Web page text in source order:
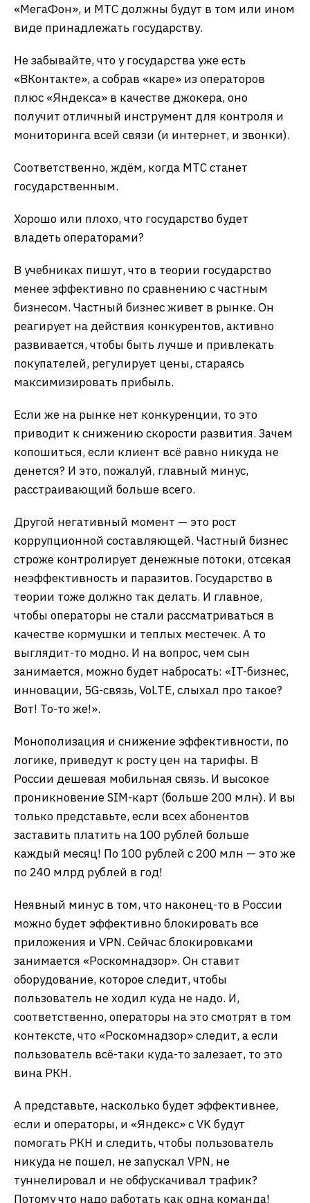
«МегаФон», и МТС должны будут в том или ином
виде принадлежать государству.
Не забывайте, что у государства уже есть
«ВКонтакте», а собрав «каре» из операторов
плюс «Яндекса» в качестве джокера, оно
получит отличный инструмент для контроля и
мониторинга всей связи (и интернет, и звонки).
Соответственно, ждём, когда МТС станет
государственным.
Хорошо или плохо, что государство будет
владеть операторами?
В учебниках пишут, что в теории государство
менее эффективно по сравнению с частным
бизнесом. Частный бизнес живет в рынке. Он
реагирует на действия конкурентов, активно
развивается, чтобы быть лучше и привлекать
покупателей, регулирует цены, стараясь
максимизировать прибыль.
Если же на рынке нет конкуренции, то это
приводит к снижению скорости развития. Зачем
копошиться, если клиент всё равно никуда не
денется? И это, пожалуй, главный минус,
расстраивающий больше всего.
Другой негативный момент — это рост
коррупционной составляющей. Частный бизнес
строже контролирует денежные потоки, отсекая
неэффективность и паразитов. Государство в
теории тоже должно так делать. И главное,
чтобы операторы не стали рассматриваться в
качестве кормушки и теплых местечек. А то
выглядит-то модно. И на вопрос, чем сын
занимается, можно будет набросать: «IT-бизнес,
инновации, 5G-связь, VoLTE, слыхал про такое?
Вот! То-то же!».
Монополизация и снижение эффективности, по
логике, приведут к росту цен на тарифы. В
России дешевая мобильная связь. И высокое
проникновение SIM-карт (больше 200 млн). И вы
только представьте, если всех абонентов
заставить платить на 100 рублей больше
каждый месяц! По 100 рублей с 200 млн — это же
по 240 млрд рублей в год!
Неявный минус в том, что наконец-то в России
можно будет эффективно блокировать все
приложения и VPN. Сейчас блокировками
занимается «Роскомнадзор». Он ставит
оборудование, которое следит, чтобы
пользователь не ходил куда не надо. И,
соответственно, операторы на это смотрят в том
контексте, что «Роскомнадзор» следит, а если
пользователь всё-таки куда-то залезает, то это
вина РКН.
А представьте, насколько будет эффективнее,
если и операторы, и «Яндекс» с VK будут
помогать РКН и следить, чтобы пользователь
никуда не пошел, не запускал VPN, не
туннелировал и не обфускачивал трафик?
Потому что надо работать как одна команда!